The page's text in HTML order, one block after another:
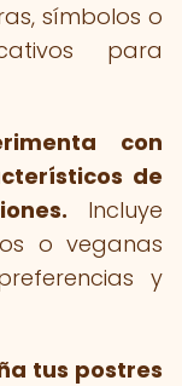
símbolos o
para
con
de
Incluye
o veganas
y
tus postres